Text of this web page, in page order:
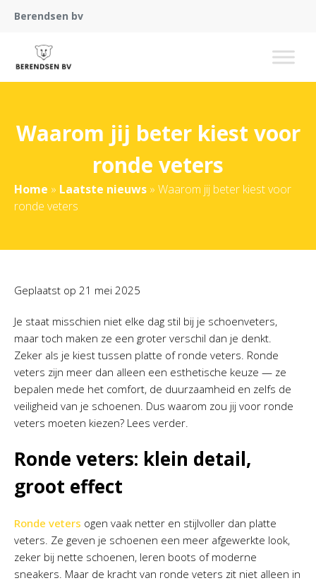
Berendsen bv
Waarom jij beter kiest voor
ronde veters
Home » Laatste nieuws » Waarom jij beter kiest voor
ronde veters
Geplaatst op 21 mei 2025
Je staat misschien niet elke dag stil bij je schoenveters,
maar toch maken ze een groter verschil dan je denkt.
Zeker als je kiest tussen platte of ronde veters. Ronde
veters zijn meer dan alleen een esthetische keuze — ze
bepalen mede het comfort, de duurzaamheid en zelfs de
veiligheid van je schoenen. Dus waarom zou jij voor ronde
veters moeten kiezen? Lees verder.
Ronde veters: klein detail,
groot effect
Ronde veters ogen vaak netter en stijlvoller dan platte
veters. Ze geven je schoenen een meer afgewerkte look,
zeker bij nette schoenen, leren boots of moderne
sneakers. Maar de kracht van ronde veters zit niet alleen in